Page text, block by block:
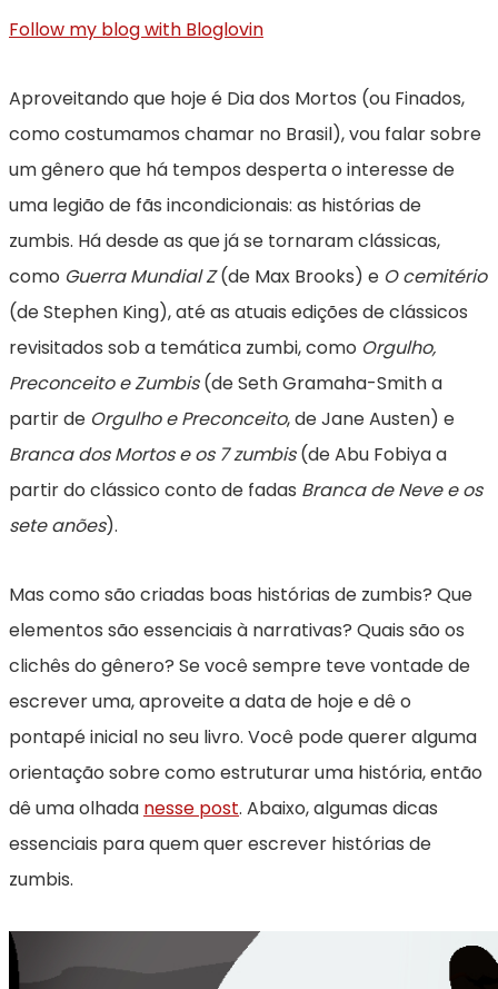
Follow my blog with Bloglovin
Aproveitando que hoje é Dia dos Mortos (ou Finados,
como costumamos chamar no Brasil), vou falar sobre
um gênero que há tempos desperta o interesse de
uma legião de fãs incondicionais: as histórias de
zumbis. Há desde as que já se tornaram clássicas,
como Guerra Mundial Z(de Max Brooks) e O cemitério
(de Stephen King), até as atuais edições de clássicos
revisitados sob a temática zumbi, como Orgulho,
Preconceito e Zumbis(de Seth Gramaha-Smith a
partir de Orgulho e Preconceito, de Jane Austen) e
Branca dos Mortos e os 7 zumbis(de Abu Fobiya a
partir do clássico conto de fadas Branca de Neve e os
sete anões).
Mas como são criadas boas histórias de zumbis? Que
elementos são essenciais à narrativas? Quais são os
clichês do gênero? Se você sempre teve vontade de
escrever uma, aproveite a data de hoje e dê o
pontapé inicial no seu livro. Você pode querer alguma
orientação sobre como estruturar uma história, então
dê uma olhada nesse post. Abaixo, algumas dicas
essenciais para quem quer escrever histórias de
zumbis.